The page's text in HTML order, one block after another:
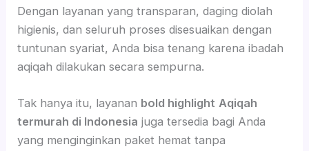
Dengan layanan yang transparan, daging diolah
higienis, dan seluruh proses disesuaikan dengan
tuntunan syariat, Anda bisa tenang karena ibadah
aqiqah dilakukan secara sempurna.
Tak hanya itu, layanan bold highlight Aqiqah
termurah di Indonesia juga tersedia bagi Anda
yang menginginkan paket hemat tanpa